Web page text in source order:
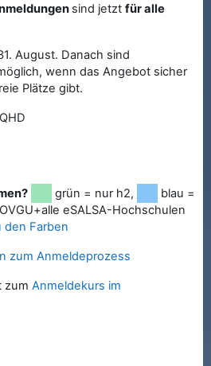
sind jetzt für alle
August. Danach sind
wenn das Angebot sicher
Plätze gibt.
grün = nur h2,
blau =
eSALSA-Hochschulen
den Farben
zum Anmeldeprozess
zum Anmeldekurs im